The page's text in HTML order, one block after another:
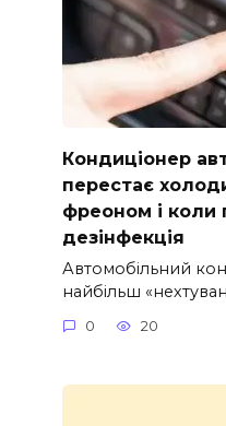
Кондиціонер
перестає
фреоном і коли
дезінфекція
Автомобільний
найбільш
0 20